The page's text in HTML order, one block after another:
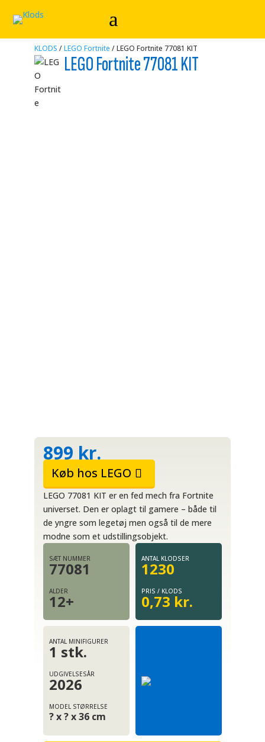
KLODS /LEGO Fortnite / LEGO Fortnite 77081 KIT
LEGO Fortnite 77081 KIT
899 kr.
Køb hos LEGO
LEGO 77081 KIT er en fed mech fra Fortnite
universet. Den er oplagt til gamere – både til
de yngre som legetøj men også til de mere
modne som et udstillingsobjekt.
SÆT NUMMER
77081
ALDER
12+
ANTAL KLODSER
1230
PRIS / KLODS
0,73 kr.
ANTAL MINIFIGURER
1 stk.
UDGIVELSESÅR
2026
MODEL STØRRELSE
? x ? x 36 cm